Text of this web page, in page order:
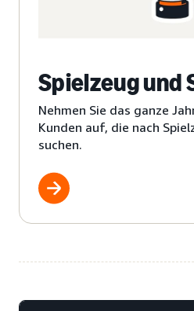
Spielzeug und
Nehmen Sie das ganze
Kunden auf, die nach
suchen.